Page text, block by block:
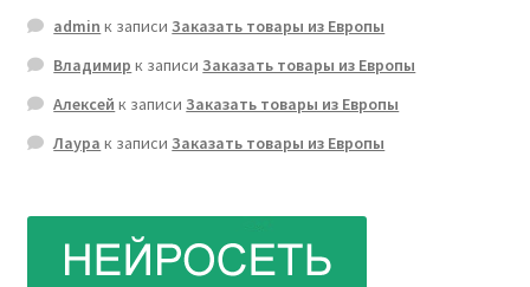
admin к записиЗаказать товары из Европы
Владимир к записиЗаказать товары из Европы
Алексей к записиЗаказать товары из Европы
Лаура к записиЗаказать товары из Европы